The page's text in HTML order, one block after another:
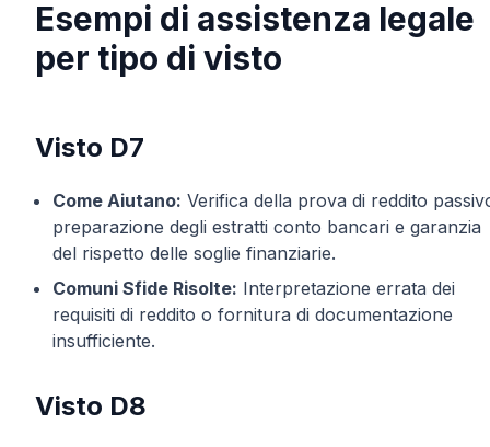
Esempi di assistenza legale
per tipo di visto
Visto D7
Come Aiutano: Verifica della prova di reddito
preparazione degli estratti conto bancari e garanzia
del rispetto delle soglie finanziarie.
Comuni Sfide Risolte: Interpretazione errata dei
requisiti di reddito o fornitura di documentazione
insufficiente.
Visto D8